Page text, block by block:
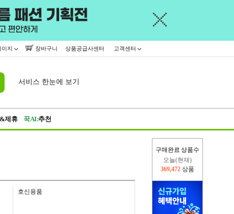
이지 장바구니 상품공급사센터 고객센터
서비스 한눈에 보기
제휴 꾹AI:추천
구매완료 상품수
오늘(현재)
369,472 상품
호신용품